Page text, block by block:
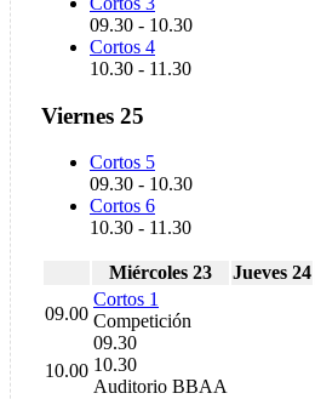
09.30 - 10.30
Cortos 4
10.30 - 11.30
Viernes 25
Cortos 5
09.30 - 10.30
Cortos 6
10.30 - 11.30
Miércoles 23 Jueves 24
09.00
Cortos 1
Competición
09.30
10.30
Auditorio BBAA
10.00